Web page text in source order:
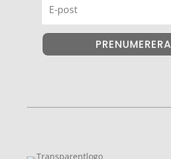
PRENUMERERA